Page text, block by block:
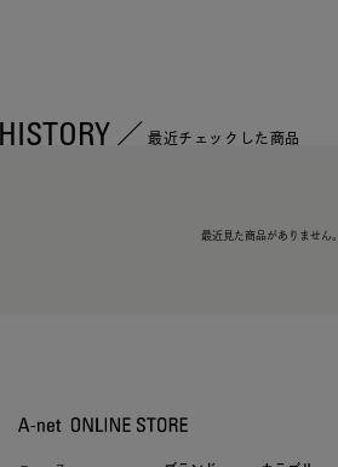
最近チェックした商品
最近見た商品がありません。